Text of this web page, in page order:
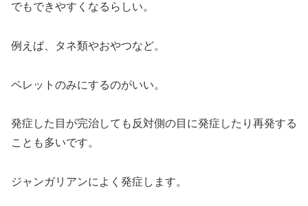
でもできやすくなるらしい。
例えば、タネ類やおやつなど。
ペレットのみにするのがいい。
発症した目が完治しても反対側の目に発症したり再発する
ことも多いです。
ジャンガリアンによく発症します。